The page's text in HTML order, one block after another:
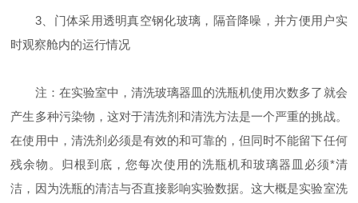
3、门体采用透明真空钢化玻璃，隔音降噪，并方便用户实
时观察舱内的运行情况
注：在实验室中，清洗玻璃器皿的洗瓶机使用次数多了就会
产生多种污染物，这对于清洗剂和清洗方法是一个严重的挑战。
在使用中，清洗剂必须是有效的和可靠的，但同时不能留下任何
残余物。归根到底，您每次使用的洗瓶机和玻璃器皿必须*清
洁，因为洗瓶的清洁与否直接影响实验数据。这大概是实验室洗